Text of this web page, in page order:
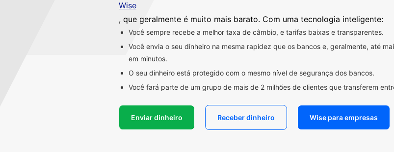
Wise
, que geralmente é muito mais barato. Com uma tecnologia inteligente:
Você sempre recebe a melhor taxa de câmbio, e tarifas baixas e transparentes.
Você envia o seu dinheiro na mesma rapidez que os bancos e, geralmente, até
em minutos.
O seu dinheiro está protegido com o mesmo nível de segurança dos bancos.
Você fará parte de um grupo de mais de 2 milhões de clientes que transferem
Enviar dinheiro Receber dinheiro Wise para empresas